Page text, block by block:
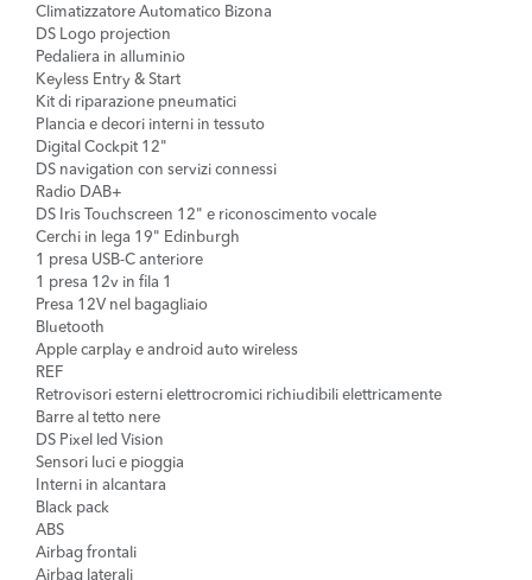
Climatizzatore Automatico Bizona
DS Logo projection
Pedaliera in alluminio
Keyless Entry & Start
Kit di riparazione pneumatici
Plancia e decori interni in tessuto
Digital Cockpit 12"
DS navigation con servizi connessi
Radio DAB+
DS Iris Touchscreen 12" e riconoscimento vocale
Cerchi in lega 19" Edinburgh
1 presa USB-C anteriore
1 presa 12v in fila 1
Presa 12V nel bagagliaio
Bluetooth
Apple carplay e android auto wireless
REF
Retrovisori esterni elettrocromici richiudibili elettricamente
Barre al tetto nere
DS Pixel led Vision
Sensori luci e pioggia
Interni in alcantara
Black pack
ABS
Airbag frontali
Airbag laterali